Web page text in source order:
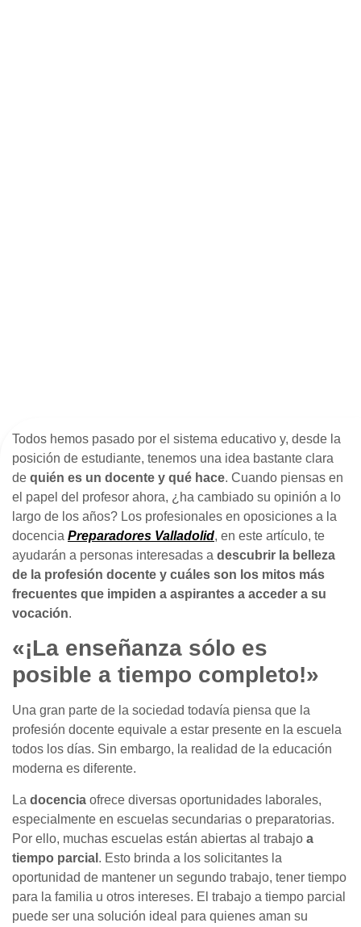
Todos hemos pasado por el sistema educativo y, desde la
posición de estudiante, tenemos una idea bastante clara
de quién es un docente y qué hace. Cuando piensas en
el papel del profesor ahora, ¿ha cambiado su opinión a lo
largo de los años? Los profesionales en oposiciones a la
docencia Preparadores Valladolid, en este artículo, te
ayudarán a personas interesadas a descubrir la belleza
de la profesión docente y cuáles son los mitos más
frecuentes que impiden a aspirantes a acceder a su
vocación.
«¡La enseñanza sólo es
posible a tiempo completo!»
Una gran parte de la sociedad todavía piensa que la
profesión docente equivale a estar presente en la escuela
todos los días. Sin embargo, la realidad de la educación
moderna es diferente.
La docencia ofrece diversas oportunidades laborales,
especialmente en escuelas secundarias o preparatorias.
Por ello, muchas escuelas están abiertas al trabajo a
tiempo parcial . Esto brinda a los solicitantes la
oportunidad de mantener un segundo trabajo, tener tiempo
para la familia u otros intereses. El trabajo a tiempo parcial
puede ser una solución ideal para quienes aman su